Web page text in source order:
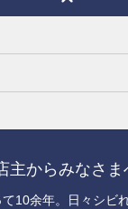
主からみなさま
10余年。日々シビ